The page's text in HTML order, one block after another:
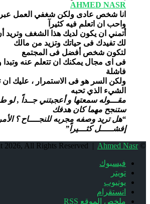
AHMED NASR
انا شخص عادى ولكن شغفي العمل عبر
واحب ان اتعلم فيه كثيرآ
أتمني ان يكون لديك هذا الشغف وتريد
لك تفيدك فى حياتك وتزيد من مالك
لتكون شخص أفضل فى المجتمع
فى اى مجال يمكنك ان تتعلم عنه وتبدا
فاشلة
ولكن السر هو فى الاستمرار ، عليك
الشيء الذي تحبه
مقـــوله سمعتها و أعجبتني جــداً , لو
ستنجح مهما كان هدفك
“هل تريد وصفه مجربه للنجــــاح ؟
إفشـــــل كثـــيراً”
© Copyright 2026, All Rights Reserved |
Ahmed Nasr
فيسبوك
تويتر
يوتيوب
انستقرام
ملخص الموقع RSS